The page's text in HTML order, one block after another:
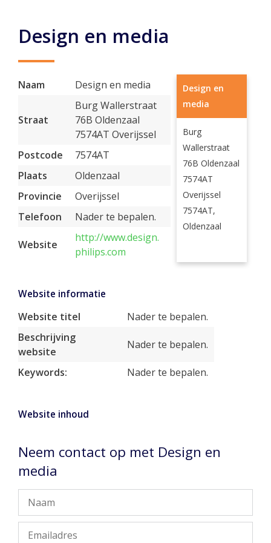
Design en media
Naam Design en media
Straat
Burg Wallerstraat
76B Oldenzaal
7574AT Overijssel
Postcode
7574AT
Plaats
Oldenzaal
Provincie
Overijssel
Telefoon
Nader te bepalen.
Website
http://www.design.
philips.com
Design en
media
Burg
Wallerstraat
76B Oldenzaal
7574AT
Overijssel
7574AT,
Oldenzaal
Website informatie
Website titel
Nader te bepalen.
Beschrijving
website
Nader te bepalen.
Keywords: Nader te bepalen.
Website inhoud
Neem contact op met Design en
media